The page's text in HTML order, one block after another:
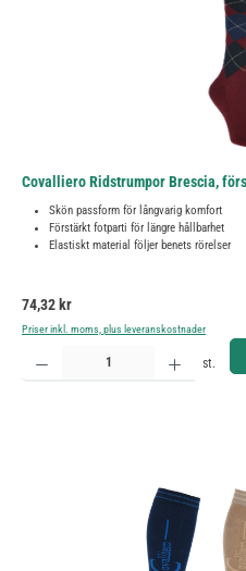
Covalliero Ridstrumpor Brescia,
Skön passform för långvarig komfort
Förstärkt fotparti för längre hållbarhet
Elastiskt material följer benets rörelser
Ordinarie pris:
74,32 kr
Priser inkl. moms, plus leveranskostnader
Produktkvantitet: Ange önskat belopp eller
st.